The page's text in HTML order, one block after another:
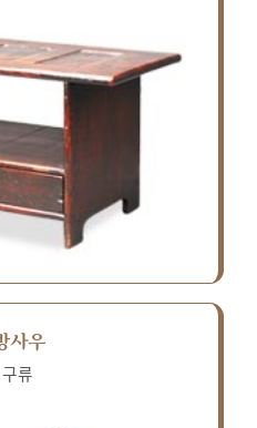
사우
류